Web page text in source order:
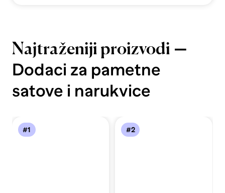
Najtraženiji proizvodi —
Dodaci za pametne
satove i narukvice
#1 #2